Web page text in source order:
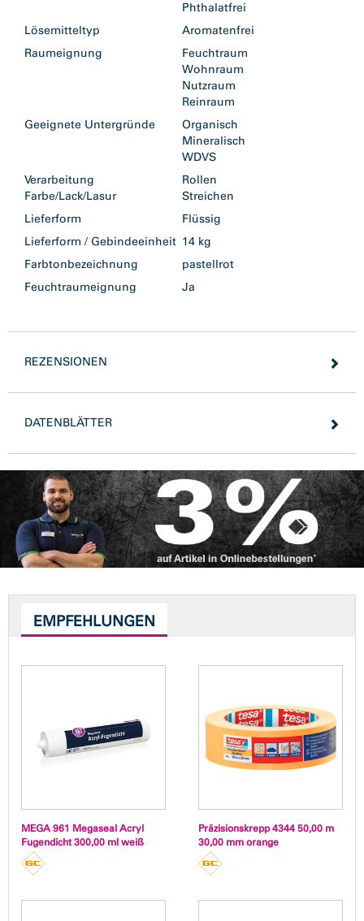
Phthalatfrei
Lösemitteltyp
Aromatenfrei
Raumeignung
Feuchtraum
Wohnraum
Nutzraum
Reinraum
Geeignete Untergründe
Organisch
Mineralisch
WDVS
Verarbeitung
Farbe/Lack/Lasur
Rollen
Streichen
Lieferform
Flüssig
Lieferform / Gebindeeinheit 14 kg
Farbtonbezeichnung
pastellrot
Feuchtraumeignung
Ja
REZENSIONEN
DATENBLÄTTER
EMPFEHLUNGEN
MEGA 961 Megaseal Acryl
Fugendicht 300,00 ml weiß
Präzisionskrepp 4344 50,00 m
30,00 mm orange